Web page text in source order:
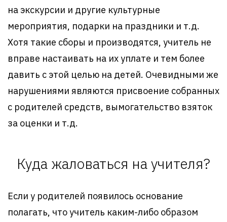
на экскурсии и другие культурные
мероприятия, подарки на праздники и т.д.
Хотя такие сборы и производятся, учитель не
вправе настаивать на их уплате и тем более
давить с этой целью на детей. Очевидными же
нарушениями являются присвоение собранных
с родителей средств, вымогательство взяток
за оценки и т.д.
Куда жаловаться на учителя?
Если у родителей появилось основание
полагать, что учитель каким-либо образом